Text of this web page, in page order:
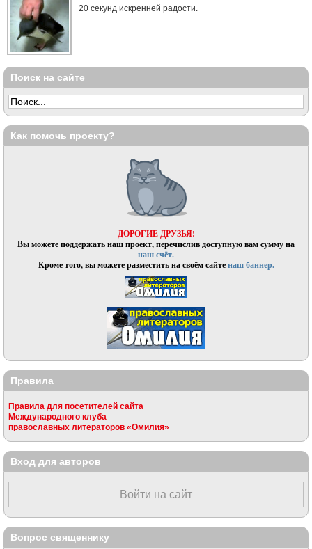
20 секунд искренней радости.
Поиск на сайте
Как помочь проекту?
ДОРОГИЕ ДРУЗЬЯ!
Вы можете поддержать наш проект, перечислив доступную вам сумму на
наш счёт.
Кроме того, вы можете разместить на своём сайтенаш баннер.
Правила
Правила для посетителей сайта
Международного клуба
православных литераторов «Омилия»
Вход для авторов
Войти на сайт
Вопрос священнику